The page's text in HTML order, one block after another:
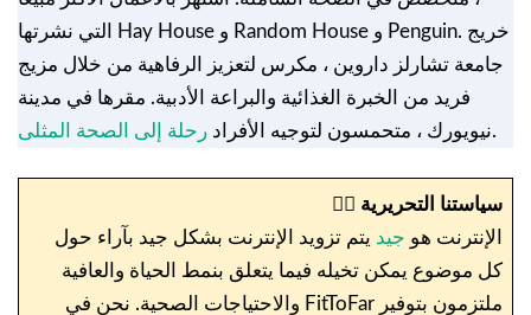
التي نشرتها Hay House و Random House و Penguin. خريج
جامعة تشارلز داروين ، مكرس لتعزيز الرفاهية من خلال مزيج
فريد من الخبرة الغذائية والبراعة الأدبية. مقرها في مدينة
نيويورك ، متحمسون لتوجيه الأفراد رحلة إلى الصحة المثلى .
✍🏼 سياستنا التحريرية
الإنترنت هو جيد يتم تزويد الإنترنت بشكل جيد بآراء حول
كل موضوع يمكن تخيله فيما يتعلق بنمط الحياة والعافية
والاحتياجات الصحية. نحن في FitToFar ملتزمون بتوفير